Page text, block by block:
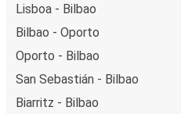
Lisboa - Bilbao
Bilbao - Oporto
Oporto - Bilbao
San Sebastián - Bilbao
Biarritz - Bilbao